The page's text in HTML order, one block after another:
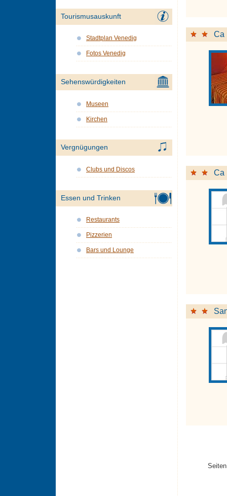
Ca
Ca
Tourismusauskunft
Stadtplan Venedig
Fotos Venedig
Sehenswürdigkeiten
Museen
Kirchen
Vergnügungen
Clubs und Discos
Essen und Trinken
Restaurants
Pizzerien
Bars und Lounge